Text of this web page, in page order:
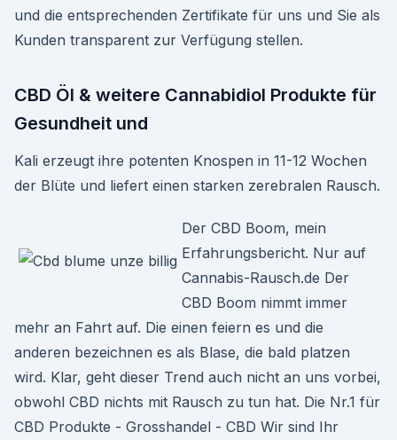
und die entsprechenden Zertifikate für uns und Sie als
Kunden transparent zur Verfügung stellen.
CBD Öl & weitere Cannabidiol Produkte für
Gesundheit und
Kali erzeugt ihre potenten Knospen in 11-12 Wochen
der Blüte und liefert einen starken zerebralen Rausch.
Der CBD Boom, mein
Erfahrungsbericht. Nur auf
Cannabis-Rausch.de Der
CBD Boom nimmt immer
mehr an Fahrt auf. Die einen feiern es und die
anderen bezeichnen es als Blase, die bald platzen
wird. Klar, geht dieser Trend auch nicht an uns vorbei,
obwohl CBD nichts mit Rausch zu tun hat. Die Nr.1 für
CBD Produkte - Grosshandel - CBD Wir sind Ihr